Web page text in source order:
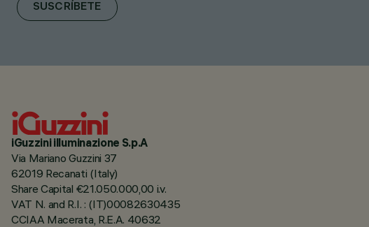
SUSCRÍBETE
iGuzzini illuminazione S.p.A
Via Mariano Guzzini 37
62019 Recanati (Italy)
Share Capital €21.050.000,00 i.v.
VAT N. and R.I. : (IT)00082630435
CCIAA Macerata, R.E.A. 40632